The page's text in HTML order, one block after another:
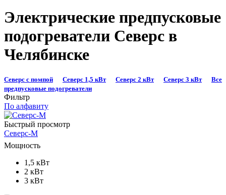
Электрические предпусковые
подогреватели Северс в
Челябинске
Северс с помпой Северс 1,5 кВт Северс 2 кВт Северс 3 кВт
Все
предпусковые подогреватели
Фильтр
По алфавиту
Быстрый просмотр
Северс-М
Мощность
1,5 кВт
2 кВт
3 кВт